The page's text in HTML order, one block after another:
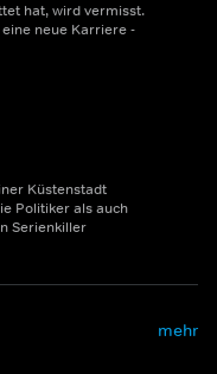
hat, wird vermisst.
neue Karriere -
Küstenstadt
Politiker als auch
Serienkiller
mehr